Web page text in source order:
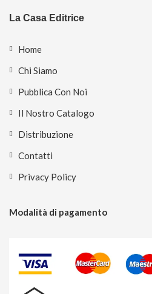
La Casa Editrice
Home
Chi Siamo
Pubblica Con Noi
Il Nostro Catalogo
Distribuzione
Contatti
Privacy Policy
Modalità di pagamento